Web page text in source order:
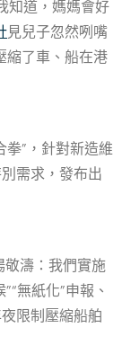
知道，媽媽會好
見兒子忽然咧嘴
縮了車、船在港
”，針對新造維
需求，發布出
敬濤：我們實施
無紙化”申報、
限制壓縮船舶